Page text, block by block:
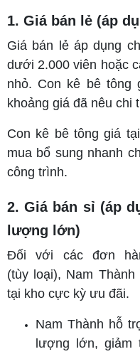
1. Giá bán lẻ (áp
Giá bán lẻ áp dụng
dưới 2.000 viên hoặc
nhỏ. Con kê bê tông
khoảng giá đã nêu chi
Con kê bê tông giá
mua bổ sung nhanh
công trình.
2. Giá bán sỉ (áp
lượng lớn)
Đối với các đơn
(tùy loại), Nam
tại kho cực kỳ ưu đãi.
Nam Thành hỗ
lượng lớn, giảm